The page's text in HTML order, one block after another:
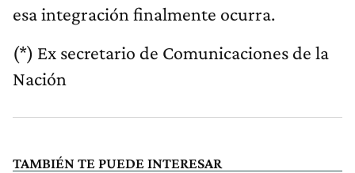
esa integración finalmente ocurra.
(*) Ex secretario de Comunicaciones de la
Nación
TAMBIÉN TE PUEDE INTERESAR